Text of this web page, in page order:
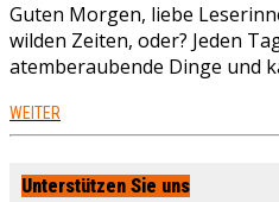
Guten Morgen, liebe
wilden Zeiten, oder? Jeden
atemberaubende Dinge und
WEITER
Unterstützen Sie uns